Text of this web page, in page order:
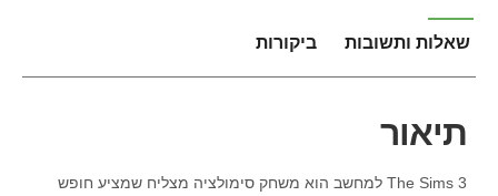
שאלות ותשובות ביקורות
תיאור
The Sims 3 למחשב הוא משחק סימולציה מצליח שמציע חופש